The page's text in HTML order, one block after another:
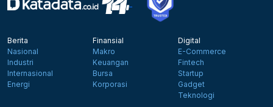
Berita
Nasional
Industri
Internasional
Energi
Finansial
Makro
Keuangan
Bursa
Korporasi
Digital
E-Commerce
Fintech
Startup
Gadget
Teknologi